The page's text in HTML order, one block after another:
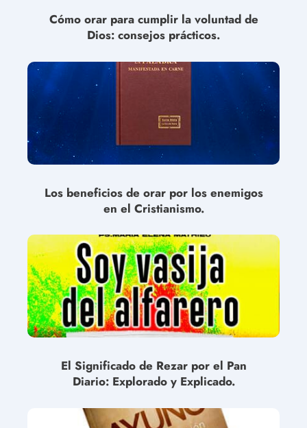
Cómo orar para cumplir la voluntad de
Dios: consejos prácticos.
Los beneficios de orar por los enemigos
en el Cristianismo.
El Significado de Rezar por el Pan
Diario: Explorado y Explicado.